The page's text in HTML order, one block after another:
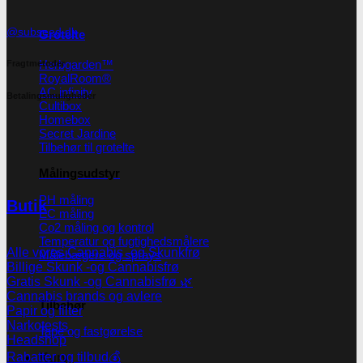
Grotelte
Herbgarden™
RoyalRoom®
AC infinity
Cultibox
Homebox
Secret Jardine
Tilbehør til grotelte
Målingsudstyr
PH måling
EC måling
Co2 måling og kontrol
Temperatur og fugtighedsmålere
Målebægere og sprays
Tilbehør
Tape og fastgørelse
Kurv
@subseed.dk
Fragtmetoder
Betalingsmuligheder
Butik
Alle vores Cannabis -og Skunkfrø
Billige Skunk -og Cannabisfrø
Gratis Skunk -og Cannabisfrø 🌿
Cannabis brands og avlere
Papir og filter
Narkotests
Headshop
Rabatter og tilbud💰